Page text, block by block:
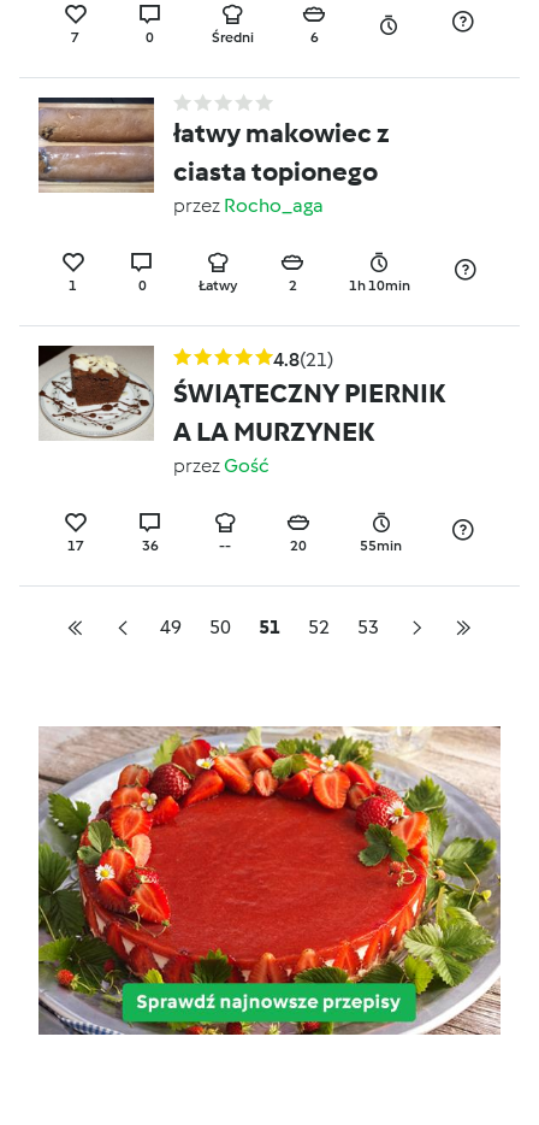
7 0 Średni 6
łatwy makowiec z
ciasta topionego
przez Rocho_aga
1 0 Łatwy 2 1h 10min
4.8(21)
ŚWIĄTECZNY PIERNIK
A LA MURZYNEK
przezGość
17 36 -- 20 55min
49 50 51 52 53